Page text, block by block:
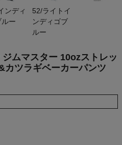
ンディ
ルー
52/ライトイ
ンディゴブ
ルー
ジムマスター 10ozストレッ
カツラギベーカーパンツ